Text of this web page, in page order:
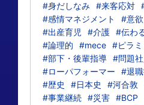
#身だしなみ #来客応対
#感情マネジメント
#意欲
#出産育児
#介護 #伝わ
#論理的
#mece #ピラ
#部下・後輩指導 #問題社
#ローパフォーマー
#退
#歴史
#日本史 #河合敦
#事業継続 #災害 #BCP